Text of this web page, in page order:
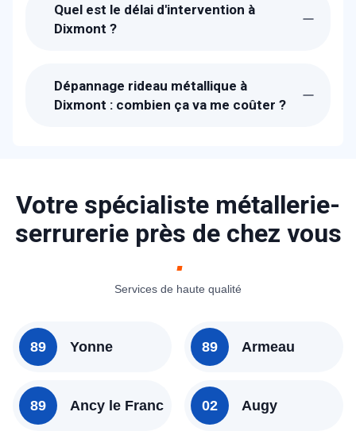
Quel est le délai d'intervention à
Dixmont ?
vous à Dixmont dans l'heure pour vous
dépanner.
Dépannage rideau métallique à
Dixmont : combien ça va me coûter ?
diagnostiqué la panne. N'hésitez pas à
consulter nos tarifs ou à nous contacter
pour avoir un idée.
Votre spécialiste métallerie-
serrurerie près de chez vous
Services de haute qualité
89 Yonne
89 Ancy le Franc
89 Armeau
02 Augy